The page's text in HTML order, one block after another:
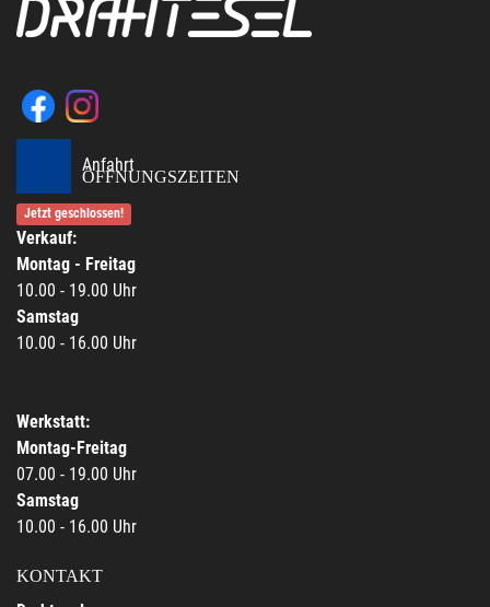
Anfahrt
ÖFFNUNGSZEITEN
Jetzt geschlossen!
Verkauf:
Montag - Freitag
10.00 - 19.00 Uhr
Samstag
10.00 - 16.00 Uhr
Werkstatt:
Montag-Freitag
07.00 - 19.00 Uhr
Samstag
10.00 - 16.00 Uhr
KONTAKT